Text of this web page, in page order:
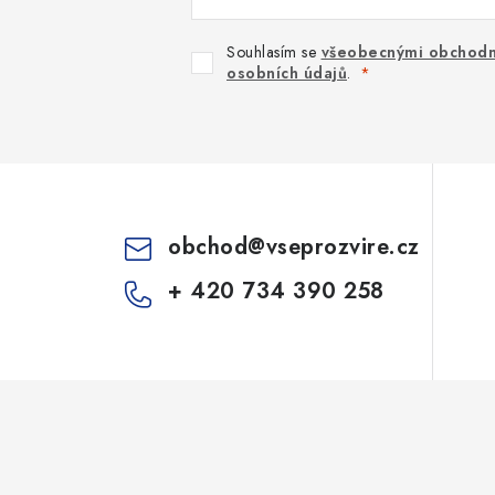
Souhlasím se všeobecnými
osobních údajů.
obchod@vseprozvire.cz
+ 420 734 390 258